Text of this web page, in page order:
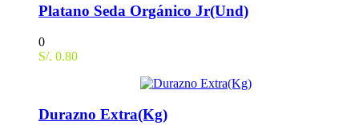
Platano Seda Orgánico Jr(Und)
0
S/. 0.80
Durazno Extra(Kg)